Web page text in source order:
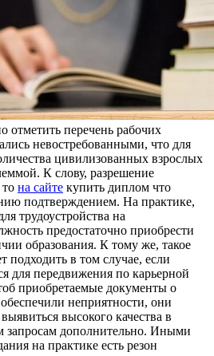
отметить перечень рабочих
невостребованными, что для
цивилизованных взрослых
К слову, разрешение
на сайте купить диплом что
подтверждением. На практике,
трудоустройства на
предостаточно приобрести
образования. К тому же, такое
подходить в том случае, если
для передвижения по карьерной
приобретаемые документы о
неприятности, они
высокого качества в
запросам дополнительно. Иными
на практике есть резон